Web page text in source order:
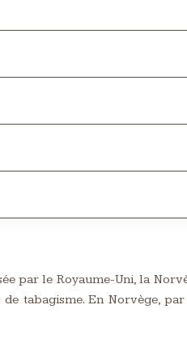
par le Royaume-Uni, la
tabagisme. En Norvège,